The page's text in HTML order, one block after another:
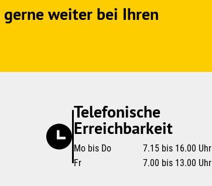
weiter bei Ihren
Telefonische
Erreichbarkeit
Mo bis Do
7.15 bis 16.00 Uhr
Fr
7.00 bis 13.00 Uhr